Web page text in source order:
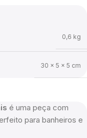
0,6 kg
30 × 5 × 5 cm
é uma peça com
para banheiros e